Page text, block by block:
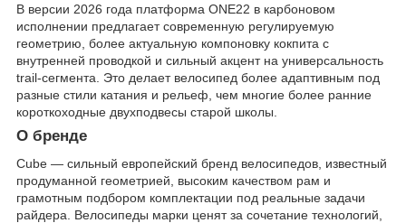
В версии 2026 года платформа ONE22 в карбоновом
исполнении предлагает современную регулируемую
геометрию, более актуальную компоновку кокпита с
внутренней проводкой и сильный акцент на универсальность
trail-сегмента. Это делает велосипед более адаптивным под
разные стили катания и рельеф, чем многие более ранние
короткоходные двухподвесы старой школы.
О бренде
Cube — сильный европейский бренд велосипедов, известный
продуманной геометрией, высоким качеством рам и
грамотным подбором комплектации под реальные задачи
райдера. Велосипеды марки ценят за сочетание технологий,